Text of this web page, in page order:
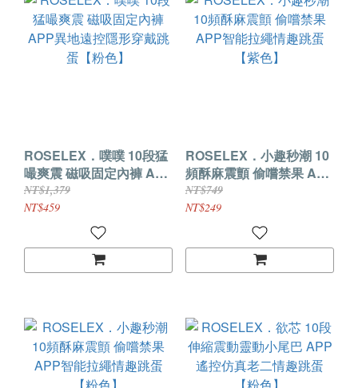
ROSELEX．噗噗 10段猛
嘬爽震 磁吸固定內褲 APP
異地遠控隱形穿戴跳蛋
【粉色】
NT$1,379
NT$459
ROSELEX．小趣秒潮 10
頻酥麻震顫 偷嚐禁果 APP
智能拉繩情趣跳蛋【紫
色】
NT$749
NT$249